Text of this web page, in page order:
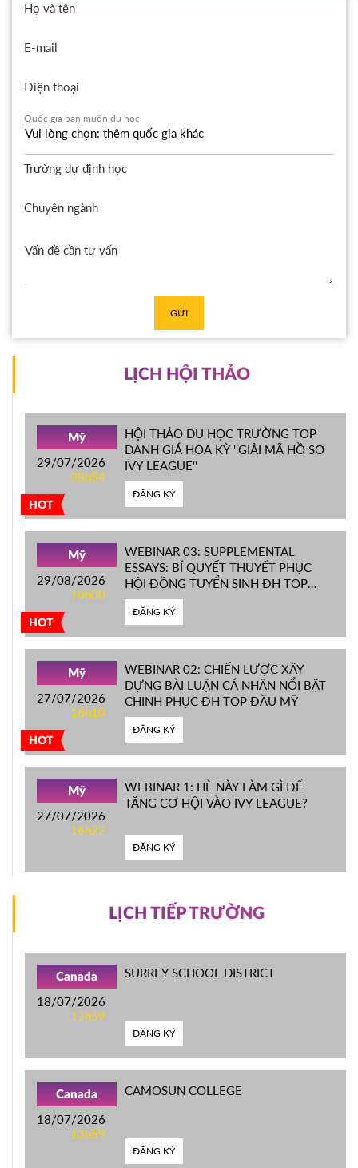
Họ và tên
E-mail
Điện thoại
Quốc gia bạn muốn du học
Trường dự định học
Chuyên ngành
GỬI
LỊCH HỘI THẢO
HOT
Mỹ
29/07/2026
08h54
HỘI THẢO DU HỌC TRƯỜNG TOP
DANH GIÁ HOA KỲ ''GIẢI MÃ HỒ SƠ
IVY LEAGUE''
ĐĂNG KÝ
HOT
Mỹ
29/08/2026
10h00
WEBINAR 03: SUPPLEMENTAL
ESSAYS: BÍ QUYẾT THUYẾT PHỤC
HỘI ĐỒNG TUYỂN SINH ĐH TOP
ĐẦU MỸ
ĐĂNG KÝ
HOT
Mỹ
27/07/2026
16h10
WEBINAR 02: CHIẾN LƯỢC XÂY
DỰNG BÀI LUẬN CÁ NHÂN NỔI BẬT
CHINH PHỤC ĐH TOP ĐẦU MỸ
ĐĂNG KÝ
Mỹ
27/07/2026
16h22
WEBINAR 1: HÈ NÀY LÀM GÌ ĐỂ
TĂNG CƠ HỘI VÀO IVY LEAGUE?
ĐĂNG KÝ
LỊCH TIẾP TRƯỜNG
Canada
18/07/2026
13h59
SURREY SCHOOL DISTRICT
ĐĂNG KÝ
Canada
18/07/2026
13h59
CAMOSUN COLLEGE
ĐĂNG KÝ